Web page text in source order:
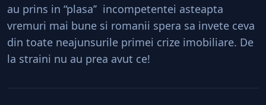
au prins in “plasa’’ incompetentei asteapta
vremuri mai bune si romanii spera sa invete ceva
din toate neajunsurile primei crize imobiliare. De
la straini nu au prea avut ce!